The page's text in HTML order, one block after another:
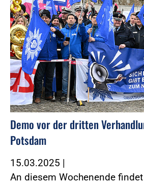
Demo vor der dritten
Potsdam
15.03.2025 |
An diesem Wochenende